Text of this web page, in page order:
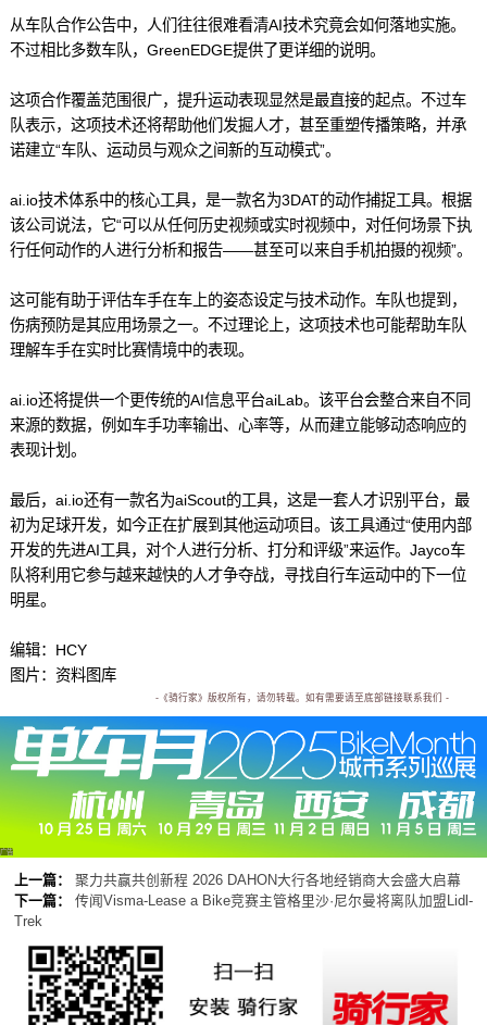
从车队合作公告中，人们往往很难看清AI技术究竟会如何落地实施。
不过相比多数车队，GreenEDGE提供了更详细的说明。
这项合作覆盖范围很广，提升运动表现显然是最直接的起点。不过车
队表示，这项技术还将帮助他们发掘人才，甚至重塑传播策略，并承
诺建立“车队、运动员与观众之间新的互动模式”。
ai.io技术体系中的核心工具，是一款名为3DAT的动作捕捉工具。根据
该公司说法，它“可以从任何历史视频或实时视频中，对任何场景下执
行任何动作的人进行分析和报告——甚至可以来自手机拍摄的视频”。
这可能有助于评估车手在车上的姿态设定与技术动作。车队也提到，
伤病预防是其应用场景之一。不过理论上，这项技术也可能帮助车队
理解车手在实时比赛情境中的表现。
ai.io还将提供一个更传统的AI信息平台aiLab。该平台会整合来自不同
来源的数据，例如车手功率输出、心率等，从而建立能够动态响应的
表现计划。
最后，ai.io还有一款名为aiScout的工具，这是一套人才识别平台，最
初为足球开发，如今正在扩展到其他运动项目。该工具通过“使用内部
开发的先进AI工具，对个人进行分析、打分和评级”来运作。Jayco车
队将利用它参与越来越快的人才争夺战，寻找自行车运动中的下一位
明星。
编辑：HCY
图片：资料图库
-《骑行家》版权所有，请勿转载。如有需要请至底部链接联系我们 -
广告
上一篇：
聚力共赢共创新程 2026 DAHON大行各地经销商大会盛大启幕
下一篇：
传闻Visma-Lease a Bike竞赛主管格里沙·尼尔曼将离队加盟Lidl-
Trek